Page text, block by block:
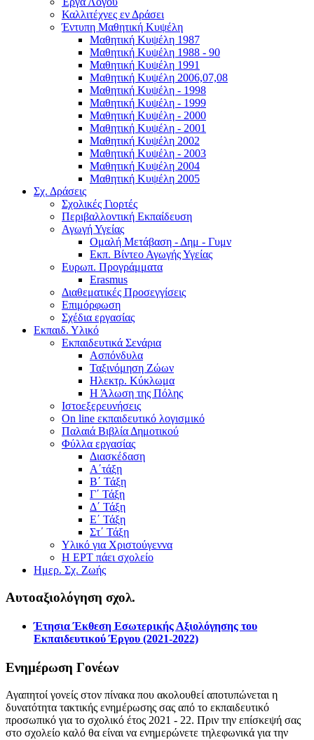
Καλλιτέχνες εν Δράσει
Έντυπη Μαθητική Κυψέλη
Μαθητική Κυψέλη 1987
Μαθητική Κυψέλη 1988 - 90
Μαθητική Κυψέλη 1991
Μαθητική Κυψέλη 2006,07,08
Μαθητική Κυψέλη - 1998
Μαθητική Κυψέλη - 1999
Μαθητική Κυψέλη - 2000
Μαθητική Κυψέλη - 2001
Μαθητική Κυψέλη 2002
Μαθητική Κυψέλη - 2003
Μαθητική Κυψέλη 2004
Μαθητική Κυψέλη 2005
Σχ. Δράσεις
Σχολικές Γιορτές
Περιβαλλοντική Εκπαίδευση
Αγωγή Υγείας
Ομαλή Μετάβαση - Δημ - Γυμν
Εκπ. Βίντεο Αγωγής Υγείας
Ευρωπ. Προγράμματα
Erasmus
Διαθεματικές Προσεγγίσεις
Επιμόρφωση
Σχέδια εργασίας
Εκπαιδ. Υλικό
Εκπαιδευτικά Σενάρια
Ασπόνδυλα
Ταξινόμηση Ζώων
Ηλεκτρ. Κύκλωμα
Η Άλωση της Πόλης
Ιστοεξερευνήσεις
On line εκπαιδευτικό λογισμικό
Παλαιά Βιβλία Δημοτικού
Φύλλα εργασίας
Διασκέδαση
Α΄τάξη
Β΄ Τάξη
Γ΄ Τάξη
Δ΄ Τάξη
Ε΄ Τάξη
Στ΄ Τάξη
Υλικό για Χριστούγεννα
Η ΕΡΤ πάει σχολείο
Ημερ. Σχ. Ζωής
Αυτοαξιολόγηση σχολ.
Έτησια Έκθεση Εσωτερικής Αξιολόγησης του
Εκπαιδευτικού Έργου (2021-2022)
Ενημέρωση Γονέων
Αγαπητοί γονείς στον πίνακα που ακολουθεί αποτυπώνεται η
δυνατότητα τακτικής ενημέρωσης σας από το εκπαιδευτικό
προσωπικό για το σχολικό έτος 2021 - 22. Πριν την επίσκεψή σας
στο σχολείο καλό θα είναι να ενημερώνετε τηλεφωνικά για την